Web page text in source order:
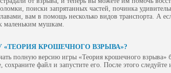
поиски запрятанных частей, починка
вам в помощь несколько видов транспорта. А
маленьким мушкам.
КРОШЕЧНОГО ВЗРЫВА»?
полную версию игры «Теория крошечного взрыва»
файл и запустите его. После этого